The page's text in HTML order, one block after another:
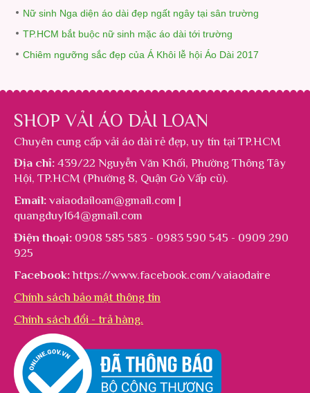
Nữ sinh Nga diện áo dài đẹp ngất ngây tại sân trường
TP.HCM bắt buộc nữ sinh mặc áo dài tới trường
Chiêm ngưỡng sắc đẹp của Á Khôi lễ hội Áo Dài 2017
SHOP VẢI ÁO DÀI LOAN
Chuyên cung cấp vải áo dài rẻ đẹp, uy tín tại TP.HCM
Địa chỉ: 439/22 Nguyễn Văn Khối, Phường Thông Tây
Hội, TP.HCM (Phường 8, Quận Gò Vấp cũ).
Email: vaiaodailoan@gmail.com |
quangduy164@gmail.com
Điện thoại: 0908 585 583 - 0983 590 545 - 0909 290
925
Facebook: https://www.facebook.com/vaiaodaire
Chính sách bảo mật thông tin
Chính sách đổi - trả hàng.